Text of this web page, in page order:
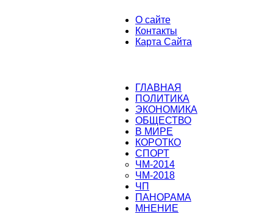
О сайте
Контакты
Карта Сайта
ГЛАВНАЯ
ПОЛИТИКА
ЭКОНОМИКА
ОБЩЕСТВО
В МИРЕ
КОРОТКО
СПОРТ
ЧМ-2014
ЧМ-2018
ЧП
ПАНОРАМА
МНЕНИЕ